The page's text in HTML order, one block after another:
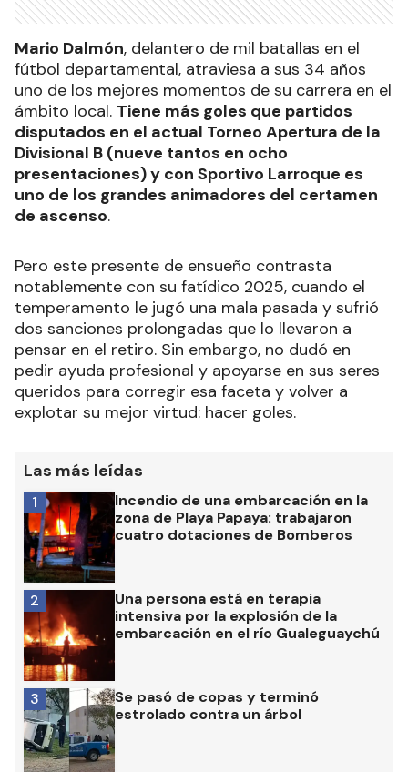
Mario Dalmón, delantero de mil batallas en el
fútbol departamental, atraviesa a sus 34 años
uno de los mejores momentos de su carrera en el
ámbito local. Tiene más goles que partidos
disputados en el actual Torneo Apertura de la
Divisional B (nueve tantos en ocho
presentaciones) y con Sportivo Larroque es
uno de los grandes animadores del certamen
de ascenso.
Pero este presente de ensueño contrasta
notablemente con su fatídico 2025, cuando el
temperamento le jugó una mala pasada y sufrió
dos sanciones prolongadas que lo llevaron a
pensar en el retiro. Sin embargo, no dudó en
pedir ayuda profesional y apoyarse en sus seres
queridos para corregir esa faceta y volver a
explotar su mejor virtud: hacer goles.
Las más leídas
Incendio de una embarcación en la
zona de Playa Papaya: trabajaron
cuatro dotaciones de Bomberos
1
Una persona está en terapia
intensiva por la explosión de la
embarcación en el río Gualeguaychú
2
Se pasó de copas y terminó
estrolado contra un árbol
3